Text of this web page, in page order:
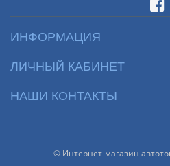
ИНФОРМАЦИЯ
ЛИЧНЫЙ КАБИНЕТ
НАШИ КОНТАКТЫ
© Интернет-магазин